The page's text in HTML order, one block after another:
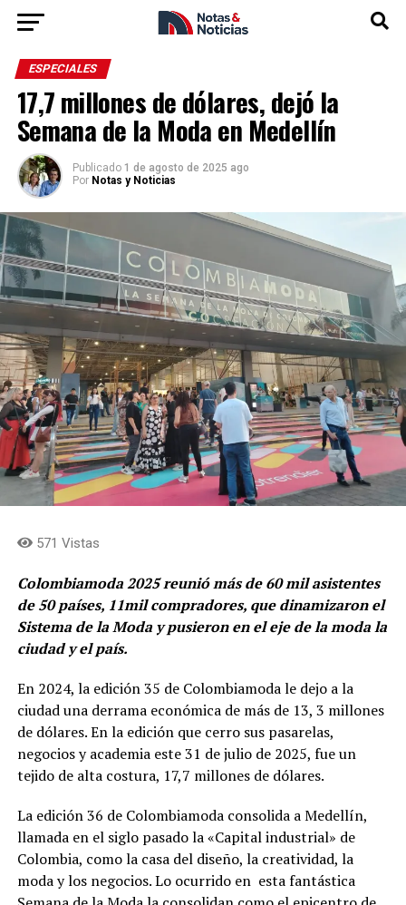
ESPECIALES
17,7 millones de dólares, dejó la
Semana de la Moda en Medellín
Publicado 1 de agosto de 2025 ago
Por Notas y Noticias
571 Vistas
Colombiamoda 2025 reunió más de 60 mil asistentes
de 50 países, 11mil compradores, que dinamizaron el
Sistema de la Moda y pusieron en el eje de la moda la
ciudad y el país.
En 2024, la edición 35 de Colombiamoda le dejo a la
ciudad una derrama económica de más de 13, 3 millones
de dólares. En la edición que cerro sus pasarelas,
negocios y academia este 31 de julio de 2025, fue un
tejido de alta costura, 17,7 millones de dólares.
La edición 36 de Colombiamoda consolida a Medellín,
llamada en el siglo pasado la «Capital industrial» de
Colombia, como la casa del diseño, la creatividad, la
moda y los negocios. Lo ocurrido en esta fantástica